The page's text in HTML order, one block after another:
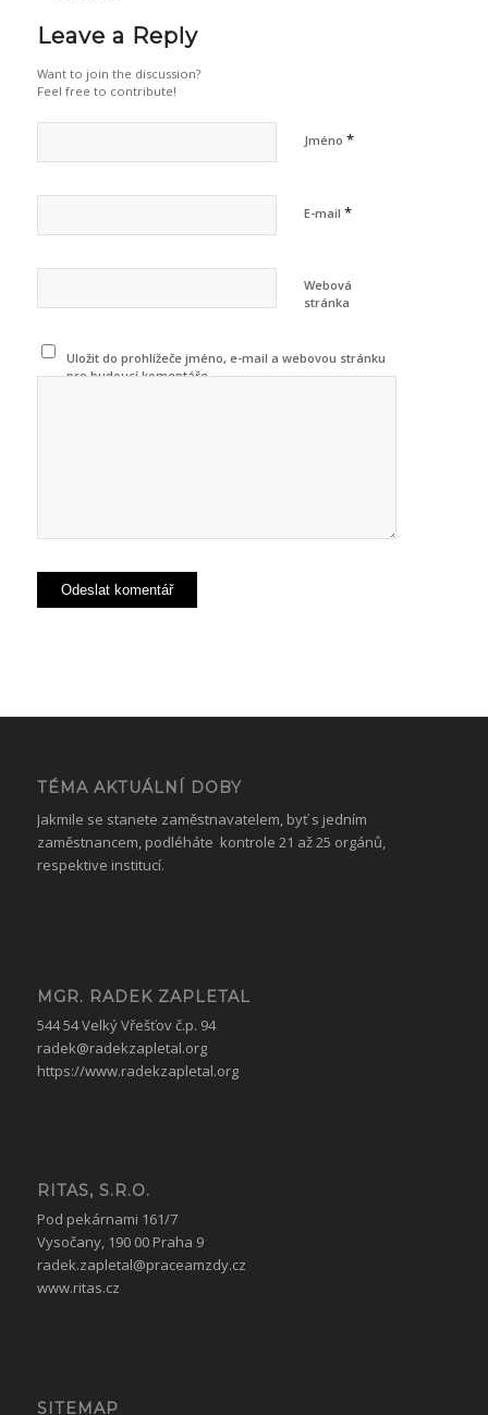
Leave a Reply
Want to join the discussion?
Feel free to contribute!
Jméno *
E-mail *
Webová
stránka
Uložit do prohlížeče jméno, e-mail a webovou stránku
pro budoucí komentáře.
TÉMA AKTUÁLNÍ DOBY
Jakmile se stanete zaměstnavatelem, byť s jedním
zaměstnancem, podléháte kontrole 21 až 25 orgánů,
respektive institucí.
MGR. RADEK ZAPLETAL
544 54 Velký Vřešťov č.p. 94
radek@radekzapletal.org
https://www.radekzapletal.org
RITAS, S.R.O.
Pod pekárnami 161/7
Vysočany, 190 00 Praha 9
radek.zapletal@praceamzdy.cz
www.ritas.cz
SITEMAP